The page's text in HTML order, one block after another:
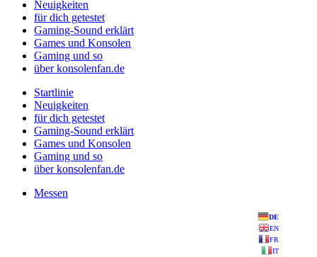
Neuigkeiten
für dich getestet
Gaming-Sound erklärt
Games und Konsolen
Gaming und so
über konsolenfan.de
Startlinie
Neuigkeiten
für dich getestet
Gaming-Sound erklärt
Games und Konsolen
Gaming und so
über konsolenfan.de
Messen
DE
EN
FR
IT